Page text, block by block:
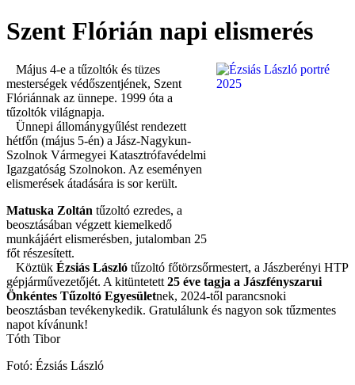
Szent Flórián napi elismerés
Május 4-e a tűzoltók és tüzes
mesterségek védőszentjének, Szent
Flóriánnak az ünnepe. 1999 óta a
tűzoltók világnapja.
Ünnepi állománygyűlést rendezett
hétfőn (május 5-én) a Jász-Nagykun-
Szolnok Vármegyei Katasztrófavédelmi
Igazgatóság Szolnokon. Az eseményen
elismerések átadására is sor került.
Matuska Zoltán tűzoltó ezredes, a
beosztásában végzett kiemelkedő
munkájáért elismerésben, jutalomban 25
főt részesített.
Köztük Ézsiás László tűzoltó főtörzsőrmestert, a Jászberényi HTP
gépjárművezetőjét. A kitüntetett 25 éve tagja a Jászfényszarui
Önkéntes Tűzoltó Egyesületnek, 2024-től parancsnoki
beosztásban tevékenykedik. Gratulálunk és nagyon sok tűzmentes
napot kívánunk!
Tóth Tibor
Fotó: Ézsiás László